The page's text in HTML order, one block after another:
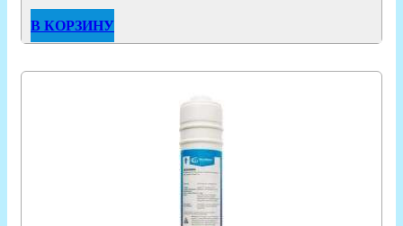
В КОРЗИНУ